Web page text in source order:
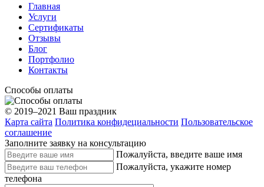
Главная
Услуги
Сертификаты
Отзывы
Блог
Портфолио
Контакты
Способы оплаты
© 2019–2021 Ваш праздник
Карта сайта Политика конфидециальности Пользовательское
соглашение
Заполните заявку на консультацию
Пожалуйста, введите ваше имя
Пожалуйста, укажите номер
телефона